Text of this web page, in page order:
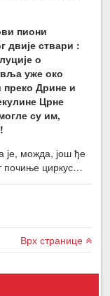
пиони
двије ствари :
о
уже око
преко Дрине и
Црне
су им,
је, можда, још ђе
почиње циркус…
Врх странице